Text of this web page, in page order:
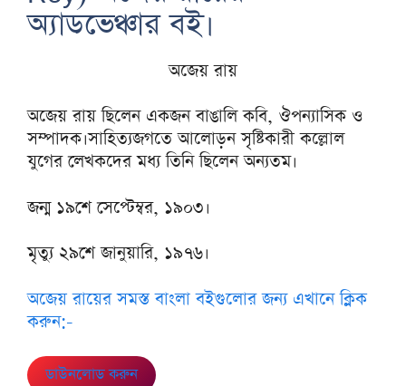
অ্যাডভেঞ্চার বই।
অজেয় রায়
অজেয় রায় ছিলেন একজন বাঙালি কবি, ঔপন্যাসিক ও
সম্পাদক।সাহিত্যজগতে আলোড়ন সৃষ্টিকারী কল্লোল
যুগের লেখকদের মধ্য তিনি ছিলেন অন্যতম।
জন্ম ১৯শে সেপ্টেম্বর, ১৯০৩।
মৃত্যু ২৯শে জানুয়ারি, ১৯৭৬।
অজেয় রায়ের সমস্ত বাংলা বইগুলোর জন্য এখানে ক্লিক
করুন:-
ডাউনলোড করুন